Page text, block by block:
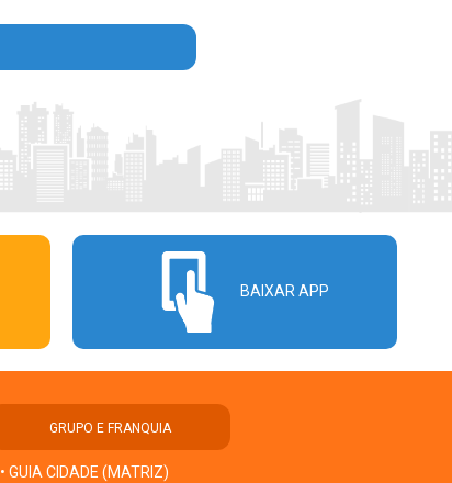
BAIXAR APP
GRUPO E FRANQUIA
• GUIA CIDADE (MATRIZ)